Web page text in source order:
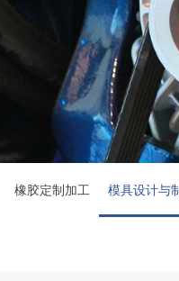
橡胶定制加工 模具设计与